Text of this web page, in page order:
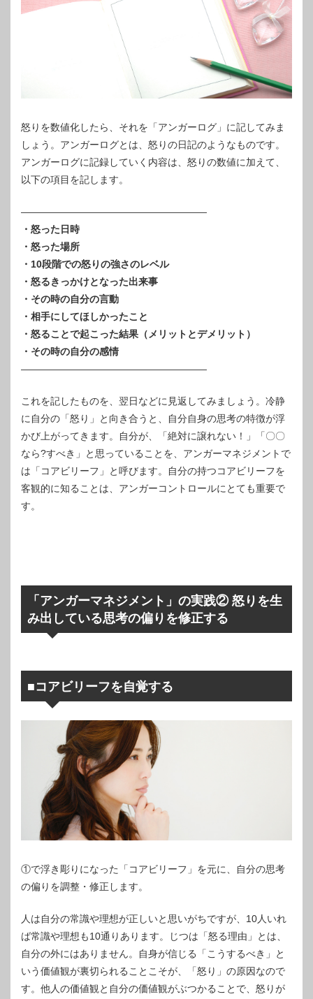
怒りを数値化したら、それを「アンガーログ」に記してみま
しょう。アンガーログとは、怒りの日記のようなものです。
アンガーログに記録していく内容は、怒りの数値に加えて、
以下の項目を記します。
———————————————————
・怒った日時
・怒った場所
・10段階での怒りの強さのレベル
・怒るきっかけとなった出来事
・その時の自分の言動
・相手にしてほしかったこと
・怒ることで起こった結果（メリットとデメリット）
・その時の自分の感情
———————————————————
これを記したものを、翌日などに見返してみましょう。冷静
に自分の「怒り」と向き合うと、自分自身の思考の特徴が浮
かび上がってきます。自分が、「絶対に譲れない！」「〇〇
なら?すべき」と思っていることを、アンガーマネジメントで
は「コアビリーフ」と呼びます。自分の持つコアビリーフを
客観的に知ることは、アンガーコントロールにとても重要で
す。
「アンガーマネジメント」の実践② 怒りを生
み出している思考の偏りを修正する
■コアビリーフを自覚する
①で浮き彫りになった「コアビリーフ」を元に、自分の思考
の偏りを調整・修正します。
人は自分の常識や理想が正しいと思いがちですが、10人いれ
ば常識や理想も10通りあります。じつは「怒る理由」とは、
自分の外にはありません。自身が信じる「こうするべき」と
いう価値観が裏切られることこそが、「怒り」の原因なので
す。他人の価値観と自分の価値観がぶつかることで、怒りが